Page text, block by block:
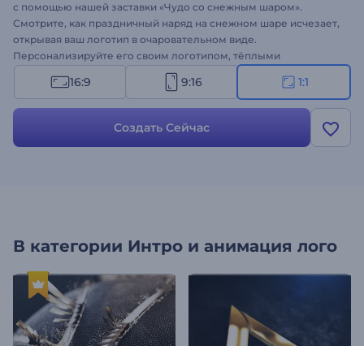
с помощью нашей заставки «Чудо со снежным шаром».
Смотрите, как праздничный наряд на снежном шаре исчезает,
открывая ваш логотип в очаровательном виде.
Персонализируйте его своим логотипом, тёплыми
праздничными посланиями и радостной музыкальной
дорожкой, чтобы сделать его уникальным. Идеально подходит
специальных предложениях, поздравительных видеороликов,
праздничных промо-акций и многого другого. Создайте
16:9 9:16 1:1
Создать Сейчас
В категории Интро и анимация лого